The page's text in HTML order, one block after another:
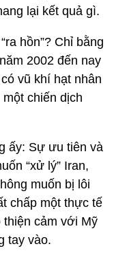
lại kết quả gì.
hồn”? Chỉ bằng
2002 đến nay
vũ khí hạt nhân
chiến dịch
ấy: Sự ưu tiên và
“xử lý” Iran,
muốn bị lôi
chấp một thực tế
thiện cảm với Mỹ
tay vào.